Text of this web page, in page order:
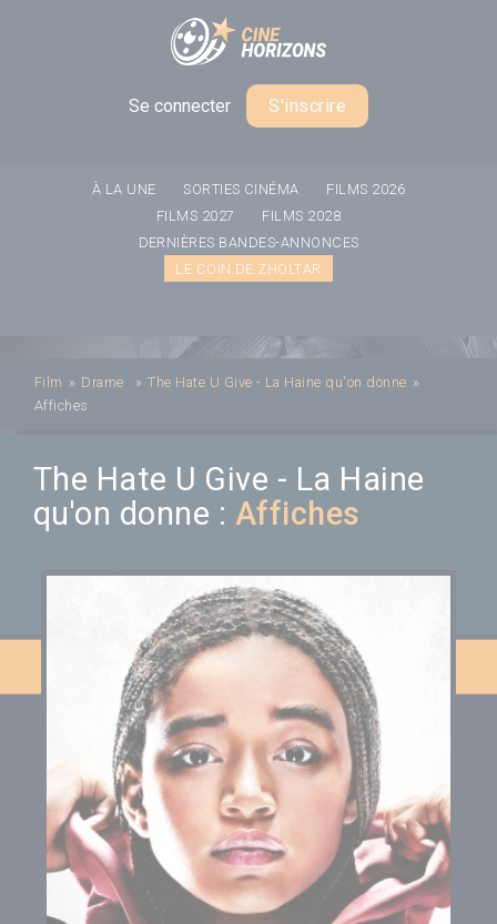
Se connecter S'inscrire
À LA UNE SORTIES CINÉMA
FILMS 2026
FILMS 2027
FILMS 2028
DERNIÈRES BANDES-ANNONCES
LE COIN DE ZHOLTAR
Film » Drame » The Hate U Give - La Haine qu'on donne »
Affiches
The Hate U Give - La Haine
qu'on donne : Affiches
Panneau de gestion des cookies